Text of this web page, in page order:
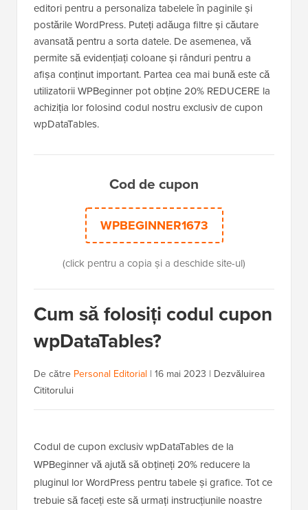
editori pentru a personaliza tabelele în paginile și
postările WordPress. Puteți adăuga filtre și căutare
avansată pentru a sorta datele. De asemenea, vă
permite să evidențiați coloane și rânduri pentru a
afișa conținut important. Partea cea mai bună este că
utilizatorii WPBeginner pot obține 20% REDUCERE la
achiziția lor folosind codul nostru exclusiv de cupon
wpDataTables.
Cod de cupon
WPBEGINNER1673
(click pentru a copia și a deschide site-ul)
Cum să folosiți codul cupon
wpDataTables?
De către Personal Editorial | 16 mai 2023 | Dezvăluirea
Cititorului
Codul de cupon exclusiv wpDataTables de la
WPBeginner vă ajută să obțineți 20% reducere la
pluginul lor WordPress pentru tabele și grafice. Tot ce
trebuie să faceți este să urmați instrucțiunile noastre